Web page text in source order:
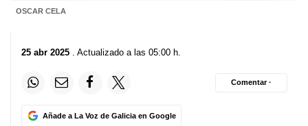
OSCAR CELA
25 abr 2025 . Actualizado a las 05:00 h.
Añade a La Voz de Galicia en Google
Comentar ·